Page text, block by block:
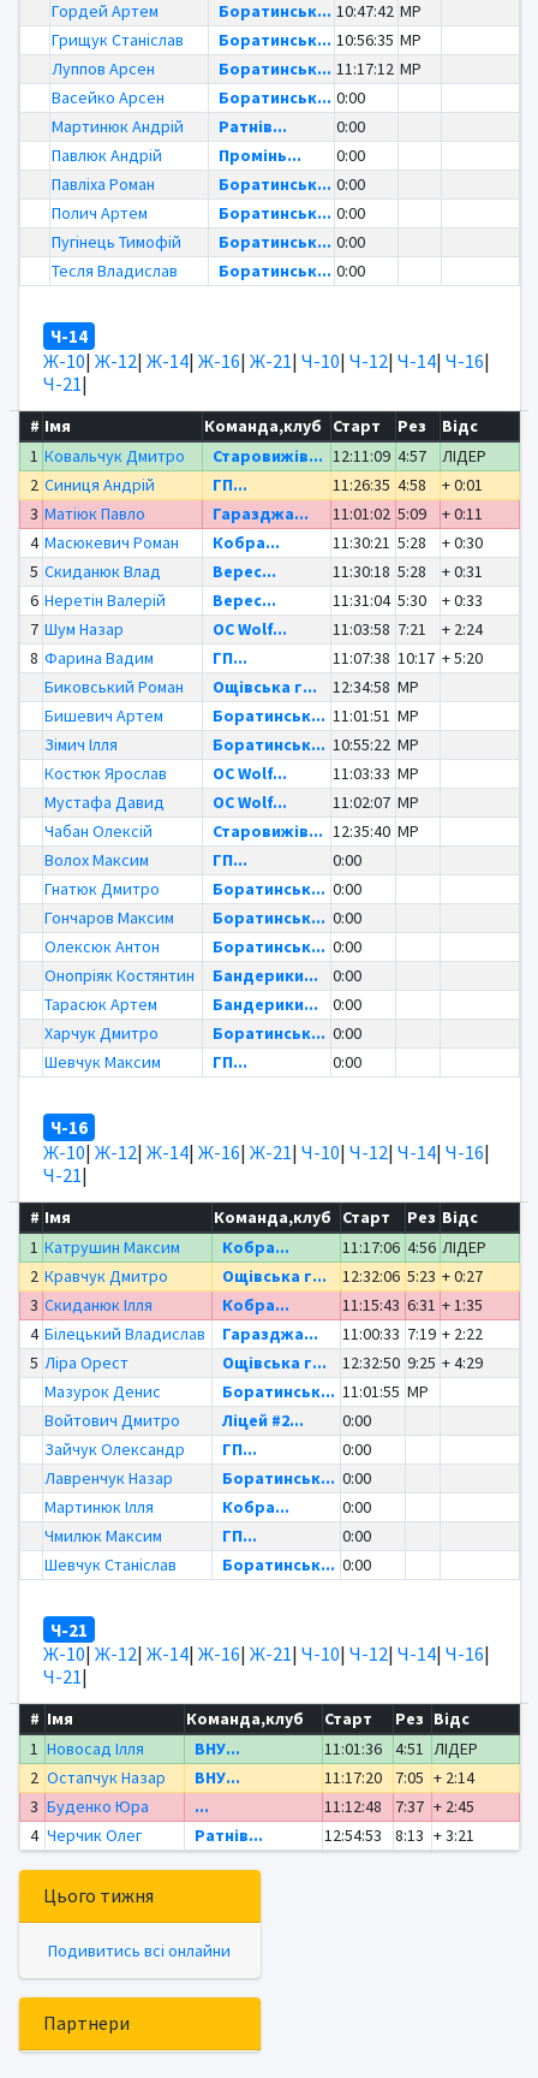
Гордей Артем
Боратинськ... 10:47:42 MP
Грищук Станіслав
Боратинськ... 10:56:35 MP
Луппов Арсен
Боратинськ... 11:17:12 MP
Васейко Арсен
Боратинськ... 0:00
Мартинюк Андрій
Ратнів...
0:00
Павлюк Андрій
Промінь...
0:00
Павліха Роман
Боратинськ... 0:00
Полич Артем
Боратинськ... 0:00
Пугінець Тимофій
Боратинськ... 0:00
Тесля Владислав
Боратинськ... 0:00
Ч-14
Ж-10| Ж-12| Ж-14| Ж-16| Ж-21| Ч-10| Ч-12| Ч-14| Ч-16|
Ч-21|
# Імя Команда,клуб Старт Рез
Відс
1 Ковальчук Дмитро Старовижів... 12:11:09 4:57
ЛІДЕР
2 Синиця Андрій ГП... 11:26:35 4:58
+ 0:01
3 Матіюк Павло Гаразджа... 11:01:02 5:09
+ 0:11
4 Масюкевич Роман Кобра... 11:30:21 5:28
+ 0:30
5 Скиданюк Влад Верес... 11:30:18 5:28
+ 0:31
6 Неретін Валерій Верес... 11:31:04 5:30
+ 0:33
7 Шум Назар OC Wolf... 11:03:58 7:21
+ 2:24
8 Фарина Вадим ГП... 11:07:38 10:17 + 5:20
Биковський Роман
Ощівська г... 12:34:58 MP
Бишевич Артем
Боратинськ... 11:01:51 MP
Зімич Ілля
Боратинськ... 10:55:22 MP
Костюк Ярослав
OC Wolf... 11:03:33 MP
Мустафа Давид
OC Wolf... 11:02:07 MP
Чабан Олексій
Старовижів... 12:35:40 MP
Волох Максим
ГП...
0:00
Гнатюк Дмитро
Боратинськ... 0:00
Гончаров Максим
Боратинськ... 0:00
Олексюк Антон
Боратинськ... 0:00
Онопріяк Костянтин
Бандерики...
0:00
Тарасюк Артем
Бандерики...
0:00
Харчук Дмитро
Боратинськ... 0:00
Шевчук Максим
ГП... 0:00
Ч-16
Ж-10| Ж-12| Ж-14| Ж-16| Ж-21| Ч-10| Ч-12| Ч-14| Ч-16|
Ч-21|
# Імя Команда,клуб Старт Рез Відс
1 Катрушин Максим Кобра... 11:17:06 4:56 ЛІДЕР
2 Кравчук Дмитро Ощівська г... 12:32:06 5:23 + 0:27
3 Скиданюк Ілля Кобра... 11:15:43 6:31 + 1:35
4 Білецький Владислав Гаразджа... 11:00:33 7:19 + 2:22
5 Ліра Орест Ощівська г... 12:32:50 9:25 + 4:29
Мазурок Денис
Боратинськ... 11:01:55 MP
Войтович Дмитро
Ліцей #2...
0:00
Зайчук Олександр
ГП...
0:00
Лавренчук Назар
Боратинськ... 0:00
Мартинюк Ілля
Кобра...
0:00
Чмилюк Максим
ГП...
0:00
Шевчук Станіслав
Боратинськ... 0:00
Ч-21
Ж-10| Ж-12| Ж-14| Ж-16| Ж-21| Ч-10| Ч-12| Ч-14| Ч-16|
Ч-21|
# Імя Команда,клуб Старт Рез Відс
1 Новосад Ілля ВНУ... 11:01:36 4:51 ЛІДЕР
2 Остапчук Назар ВНУ... 11:17:20 7:05 + 2:14
3 Буденко Юра ... 11:12:48 7:37 + 2:45
4 Черчик Олег Ратнів... 12:54:53 8:13 + 3:21
Цього тижня
Подивитись всі онлайни
Партнери